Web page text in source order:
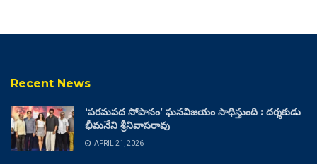
Recent News
‘పరమపద సోపానం’ ఘనవిజయం సాధిస్తుంది : దర్శకుడు
భీమనేని శ్రీనివాసరావు
APRIL 21, 2026